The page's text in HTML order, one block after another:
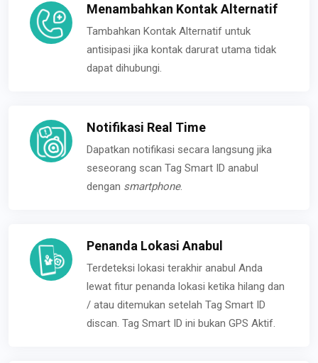
Menambahkan Kontak Alternatif
Tambahkan Kontak Alternatif untuk
antisipasi jika kontak darurat utama tidak
dapat dihubungi.
Notifikasi Real Time
Dapatkan notifikasi secara langsung jika
seseorang scan Tag Smart ID anabul
dengan smartphone.
Penanda Lokasi Anabul
Terdeteksi lokasi terakhir anabul Anda
lewat fitur penanda lokasi ketika hilang dan
/ atau ditemukan setelah Tag Smart ID
discan. Tag Smart ID ini bukan GPS Aktif.